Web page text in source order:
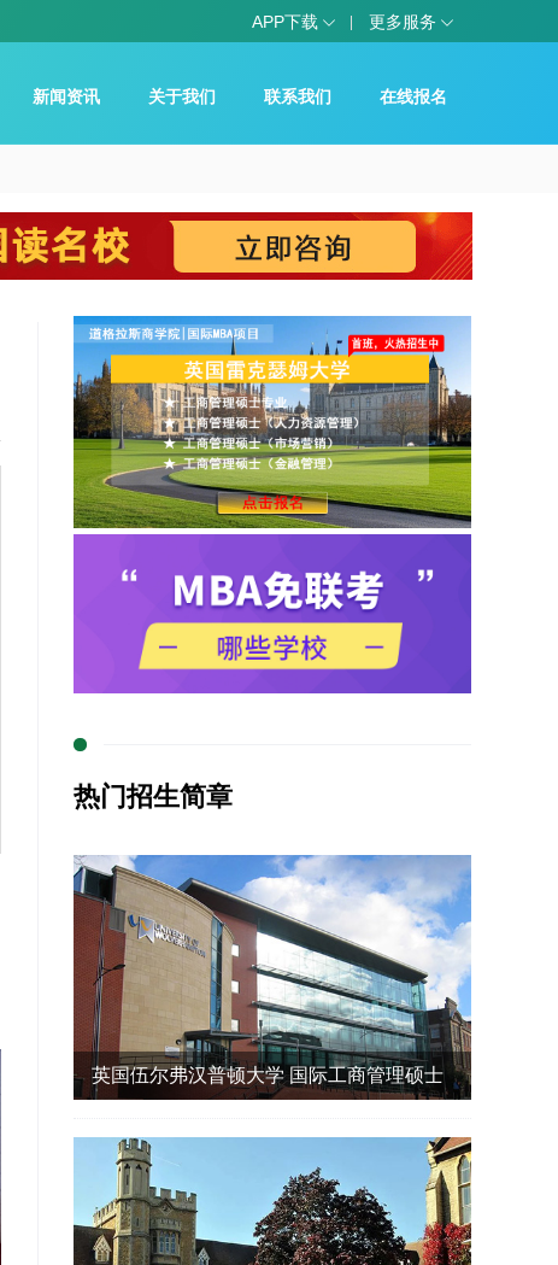
APP下载 更多服务
新闻资讯 关于我们 联系我们 在线报名
热门招生简章
英国伍尔弗汉普顿大学 国际工商管理硕士